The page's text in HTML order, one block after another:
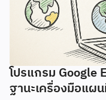
โปรแกรม Google
ฐานะเครื่องมือแผ